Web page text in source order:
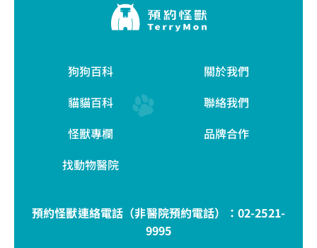
狗狗百科
貓貓百科
怪獸專欄
找動物醫院
關於我們
聯絡我們
品牌合作
預約怪獸連絡電話（非醫院預約電話）： 02-2521-
9995